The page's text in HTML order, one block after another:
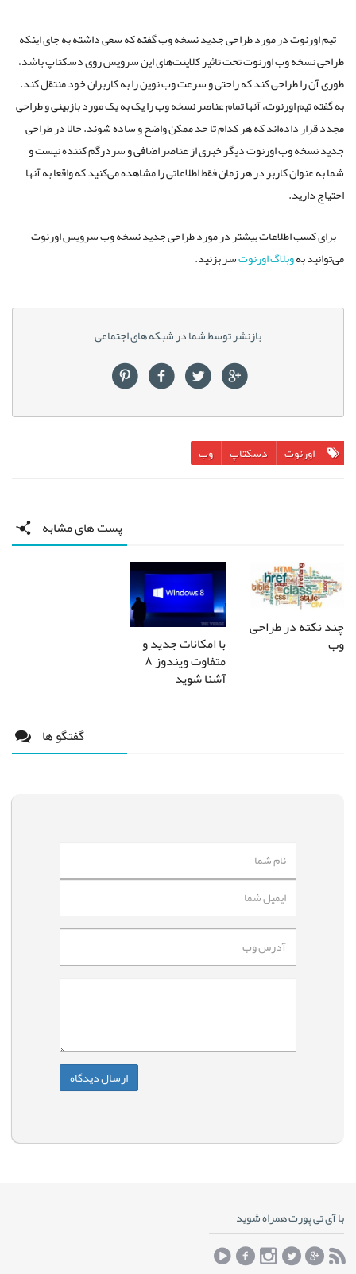
تیم اورنوت در مورد طراحی جدید نسخه وب گفته که سعی داشته به جای اینکه
طراحی نسخه وب اورنوت تحت تاثیر کلاینت‌های این سرویس روی دسکتاپ باشد،
طوری آن را طراحی کند که راحتی و سرعت وب نوین را به کاربران خود منتقل کند.
به گفته تیم اورنوت، آنها تمام عناصر نسخه وب را یک به یک مورد بازبینی و طراحی
مجدد قرار داده‌اند که هر کدام تا حد ممکن واضح و ساده شوند. حالا در طراحی
جدید نسخه وب اورنوت دیگر خبری از عناصر اضافی و سردرگم کننده نیست و
شما به عنوان کاربر در هر زمان فقط اطلاعاتی را مشاهده می‌کنید که واقعا به آنها
احتیاج دارید.
برای کسب اطلاعات بیشتر در مورد طراحی جدید نسخه وب سرویس اورنوت
می‌توانید بهوبلاگ اورنوتسر بزنید.
بازنشر توسط شما در شبکه های اجتماعی
اورنوت دسکتاپ وب
پست های مشابه
چند نکته در طراحی
وب با امکانات جدید و
متفاوت ویندوز ۸
آشنا شوید
گفتگو ها
با آی تی پورت همراه شوید